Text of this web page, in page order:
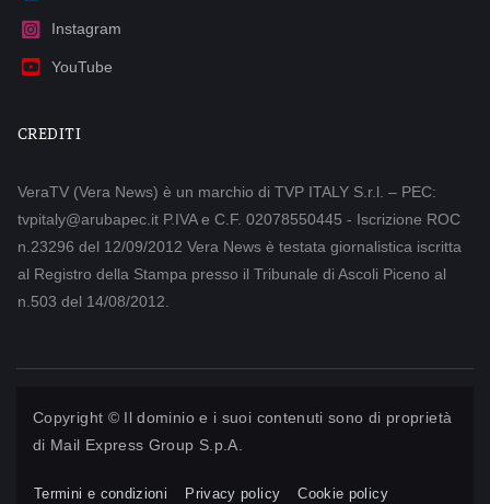
Instagram
YouTube
CREDITI
VeraTV (Vera News) è un marchio di TVP ITALY S.r.l. – PEC:
tvpitaly@arubapec.it P.IVA e C.F. 02078550445 - Iscrizione ROC
n.23296 del 12/09/2012 Vera News è testata giornalistica iscritta
al Registro della Stampa presso il Tribunale di Ascoli Piceno al
n.503 del 14/08/2012.
Copyright © Il dominio e i suoi contenuti sono di proprietà
di Mail Express Group S.p.A.
Termini e condizioni Privacy policy Cookie policy